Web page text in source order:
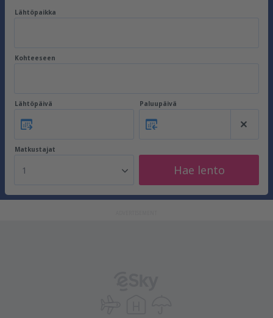
Lähtöpaikka
Kohteeseen
Lähtöpäivä Paluupäivä
Matkustajat
1 Hae lento